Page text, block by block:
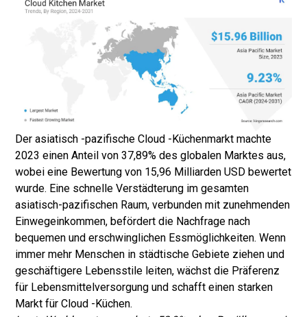
Der asiatisch -pazifische Cloud -Küchenmarkt machte
2023 einen Anteil von 37,89% des globalen Marktes aus,
wobei eine Bewertung von 15,96 Milliarden USD bewertet
wurde. Eine schnelle Verstädterung im gesamten
asiatisch-pazifischen Raum, verbunden mit zunehmenden
Einwegeinkommen, befördert die Nachfrage nach
bequemen und erschwinglichen Essmöglichkeiten. Wenn
immer mehr Menschen in städtische Gebiete ziehen und
geschäftigere Lebensstile leiten, wächst die Präferenz
für Lebensmittelversorgung und schafft einen starken
Markt für Cloud -Küchen.